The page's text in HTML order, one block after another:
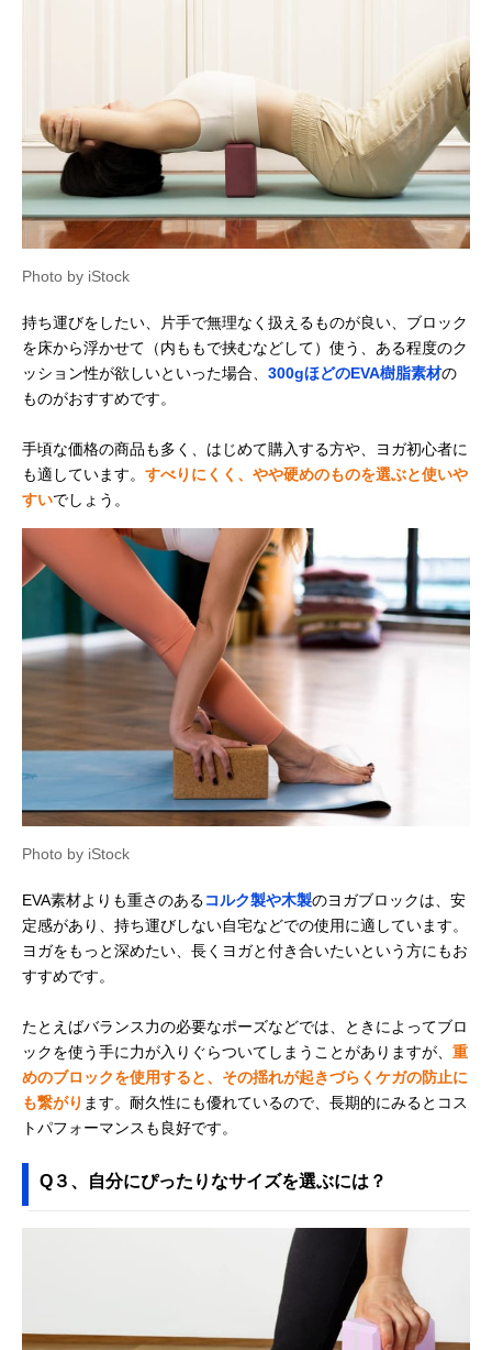
Photo by iStock
持ち運びをしたい、片手で無理なく扱えるものが良い、ブロック
を床から浮かせて（内ももで挟むなどして）使う、ある程度のク
ッション性が欲しいといった場合、 300gほどのEVA樹脂素材の
ものがおすすめです。
手頃な価格の商品も多く、はじめて購入する方や、ヨガ初心者に
も適しています。 すべりにくく、やや硬めのものを選ぶと使いや
すいでしょう。
Photo by iStock
EVA素材よりも重さのあるコルク製や木製のヨガブロックは、安
定感があり、持ち運びしない自宅などでの使用に適しています。
ヨガをもっと深めたい、長くヨガと付き合いたいという方にもお
すすめです。
たとえばバランス力の必要なポーズなどでは、ときによってブロ
ックを使う手に力が入りぐらついてしまうことがありますが、 重
めのブロックを使用すると、その揺れが起きづらくケガの防止に
も繋がり ます。耐久性にも優れているので、長期的にみるとコス
トパフォーマンスも良好です。
Q３、自分にぴったりなサイズを選ぶには？